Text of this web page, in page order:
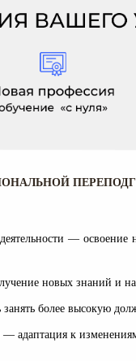
— освоение
новых знаний и
более высокую
адаптация к